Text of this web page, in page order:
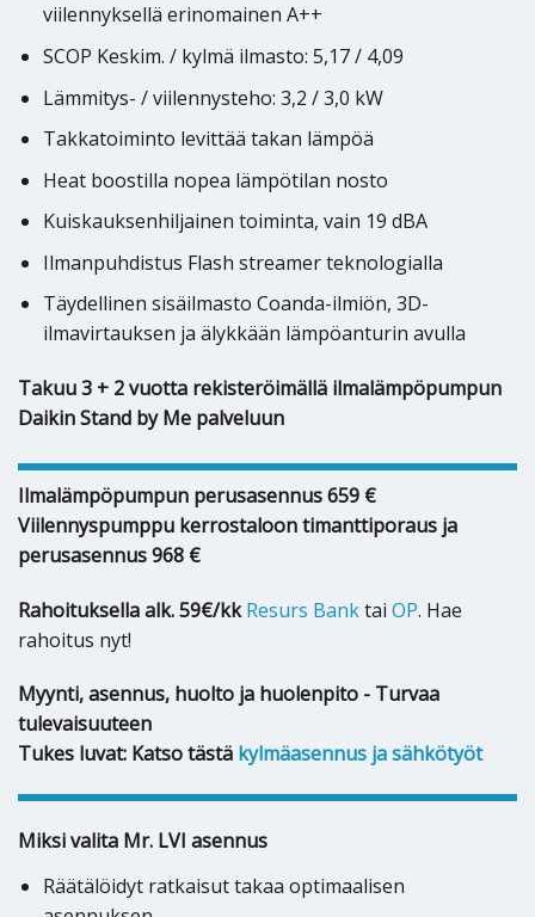
viilennyksellä erinomainen A++
SCOP Keskim. / kylmä ilmasto: 5,17 / 4,09
Lämmitys- / viilennysteho: 3,2 / 3,0 kW
Takkatoiminto levittää takan lämpöä
Heat boostilla nopea lämpötilan nosto
Kuiskauksenhiljainen toiminta, vain 19 dBA
Ilmanpuhdistus Flash streamer teknologialla
Täydellinen sisäilmasto Coanda-ilmiön, 3D-
ilmavirtauksen ja älykkään lämpöanturin avulla
Takuu 3 + 2 vuotta rekisteröimällä ilmalämpöpumpun
Daikin Stand by Me palveluun
Ilmalämpöpumpun perusasennus 659 €
Viilennyspumppu kerrostaloon timanttiporaus ja
perusasennus 968 €
Rahoituksella alk. 59€/kk Resurs Banktai OP. Hae
rahoitus nyt!
Myynti, asennus, huolto ja huolenpito - Turvaa
tulevaisuuteen
Tukes luvat: Katso tästä kylmäasennus ja sähkötyöt
Miksi valita Mr. LVI asennus
Räätälöidyt ratkaisut takaa optimaalisen